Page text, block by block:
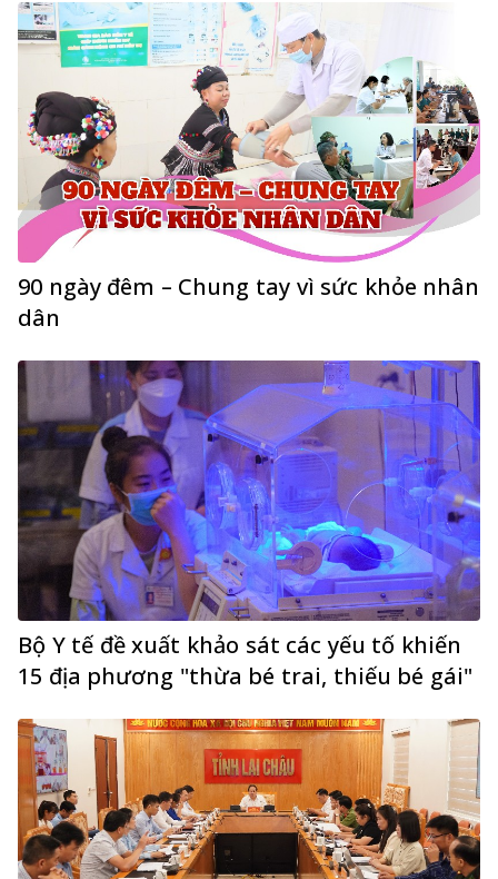
90 ngày đêm – Chung tay vì sức khỏe nhân
dân
Bộ Y tế đề xuất khảo sát các yếu tố khiến
15 địa phương "thừa bé trai, thiếu bé gái"